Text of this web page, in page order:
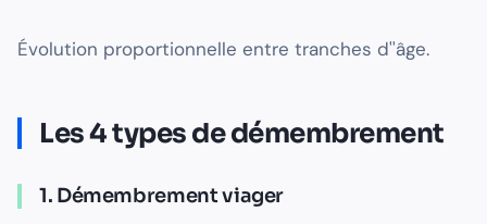
Évolution proportionnelle entre tranches d''âge.
Les 4 types de démembrement
1. Démembrement viager